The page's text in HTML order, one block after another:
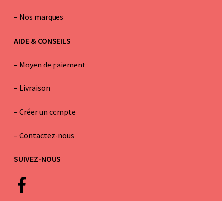
– Nos marques
AIDE & CONSEILS
– Moyen de paiement
– Livraison
– Créer un compte
– Contactez-nous
SUIVEZ-NOUS